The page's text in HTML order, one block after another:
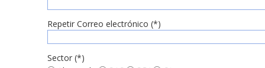
Repetir Correo electrónico (*)
Sector (*)